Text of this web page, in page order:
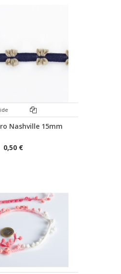
Nashville 15mm
0,50 €